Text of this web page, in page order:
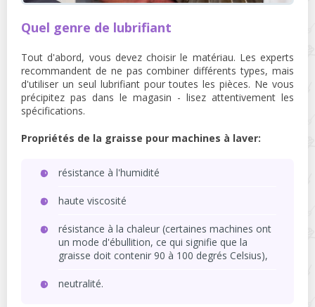
Quel genre de lubrifiant
Tout d'abord, vous devez choisir le matériau. Les experts
recommandent de ne pas combiner différents types, mais
d'utiliser un seul lubrifiant pour toutes les pièces. Ne vous
précipitez pas dans le magasin - lisez attentivement les
spécifications.
Propriétés de la graisse pour machines à laver:
résistance à l'humidité
haute viscosité
résistance à la chaleur (certaines machines ont
un mode d'ébullition, ce qui signifie que la
graisse doit contenir 90 à 100 degrés Celsius),
neutralité.